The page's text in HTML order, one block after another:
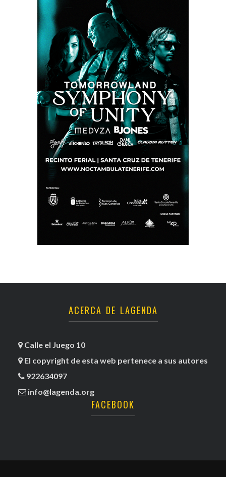
ACERCA DE LAGENDA
Calle el Juego 10
El copyright de esta web pertenece a sus autores
922634097
info@lagenda.org
FACEBOOK